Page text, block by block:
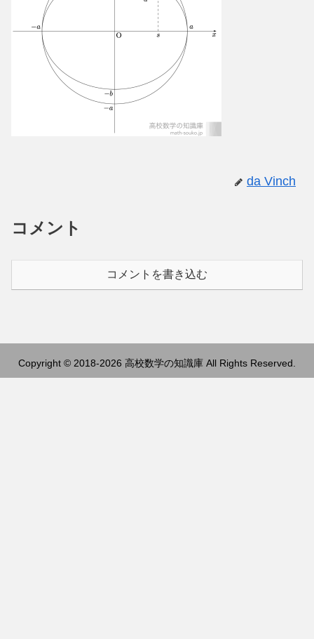
da Vinch
コメント
コメントを書き込む
Copyright © 2018-2026 高校数学の知識庫 All Rights Reserved.